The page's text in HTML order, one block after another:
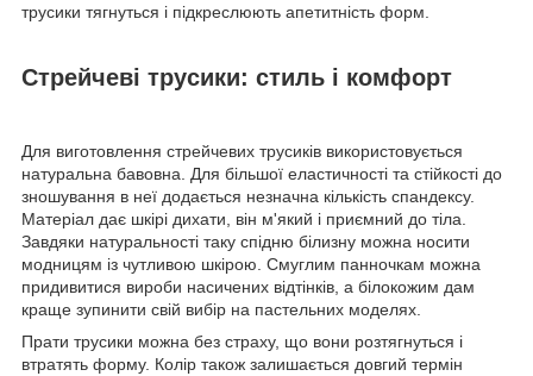
трусики тягнуться і підкреслюють апетитність форм.
Стрейчеві трусики: стиль і комфорт
Для виготовлення стрейчевих трусиків використовується
натуральна бавовна. Для більшої еластичності та стійкості до
зношування в неї додається незначна кількість спандексу.
Матеріал дає шкірі дихати, він м'який і приємний до тіла.
Завдяки натуральності таку спідню білизну можна носити
модницям із чутливою шкірою. Смуглим панночкам можна
придивитися вироби насичених відтінків, а білокожим дам
краще зупинити свій вибір на пастельних моделях.
Прати трусики можна без страху, що вони розтягнуться і
втратять форму. Колір також залишається довгий термін